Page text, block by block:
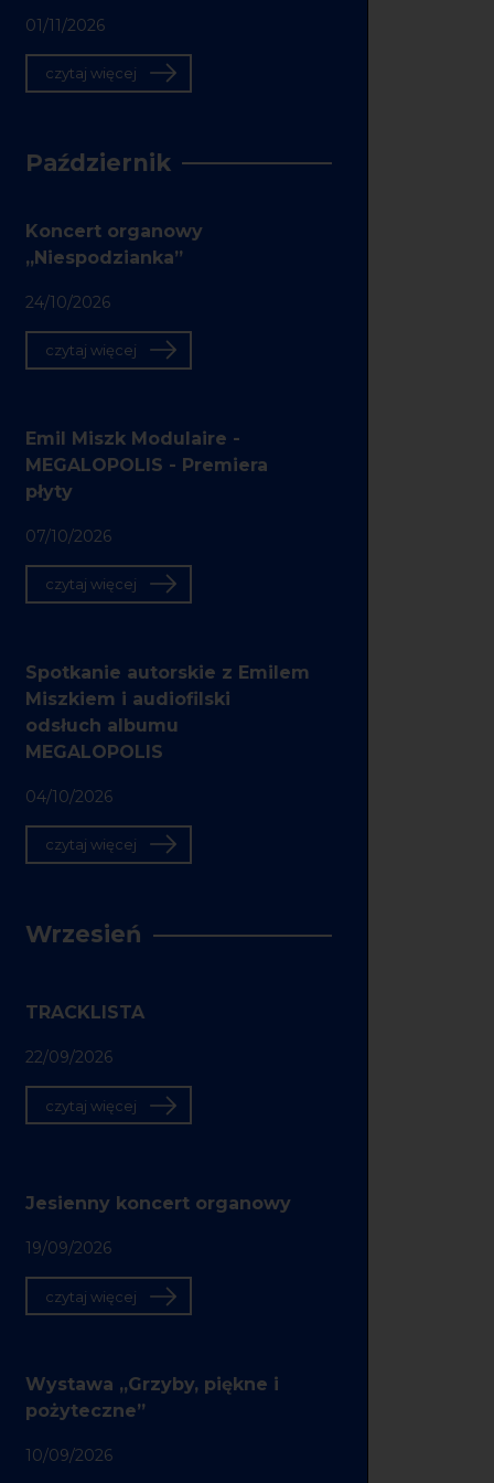
01/11/2026
czytaj więcej
Październik
Koncert organowy
„Niespodzianka”
24/10/2026
czytaj więcej
Emil Miszk Modulaire -
MEGALOPOLIS - Premiera
płyty
07/10/2026
czytaj więcej
Spotkanie autorskie z Emilem
Miszkiem i audiofilski
odsłuch albumu
MEGALOPOLIS
04/10/2026
czytaj więcej
Wrzesień
TRACKLISTA
22/09/2026
czytaj więcej
Jesienny koncert organowy
19/09/2026
czytaj więcej
Wystawa „Grzyby, piękne i
pożyteczne”
10/09/2026